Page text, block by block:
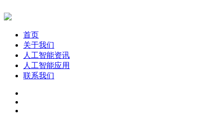
首页
关于我们
人工智能资讯
人工智能应用
联系我们